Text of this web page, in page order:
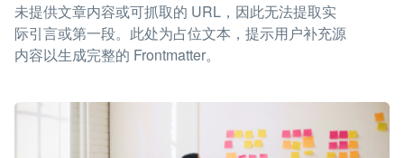
未提供文章内容或可抓取的 URL，因此无法提取实
际引言或第一段。此处为占位文本，提示用户补充源
内容以生成完整的 Frontmatter。